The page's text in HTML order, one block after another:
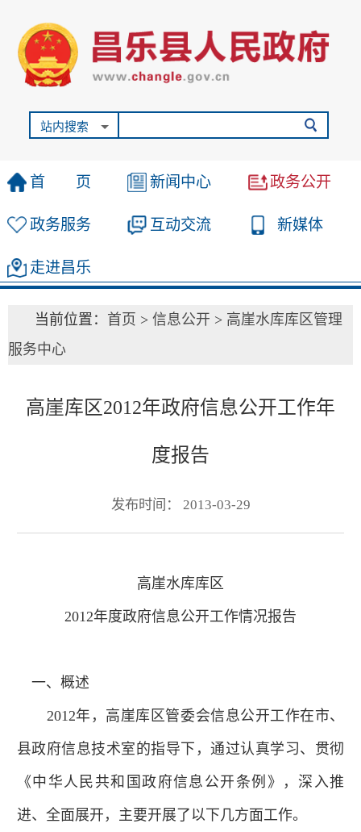
站内搜索
首 页 新闻中心 政务公开
政务服务 互动交流 新媒体
走进昌乐
当前位置： 首页 > 信息公开 > 高崖水库库区管理
服务中心
高崖库区2012年政府信息公开工作年
度报告
发布时间： 2013-03-29
高崖水库库区
2012年度政府信息公开工作情况报告
一、概述
2012年，高崖库区管委会信息公开工作在市、
县政府信息技术室的指导下，通过认真学习、贯彻
《中华人民共和国政府信息公开条例》，深入推
进、全面展开，主要开展了以下几方面工作。